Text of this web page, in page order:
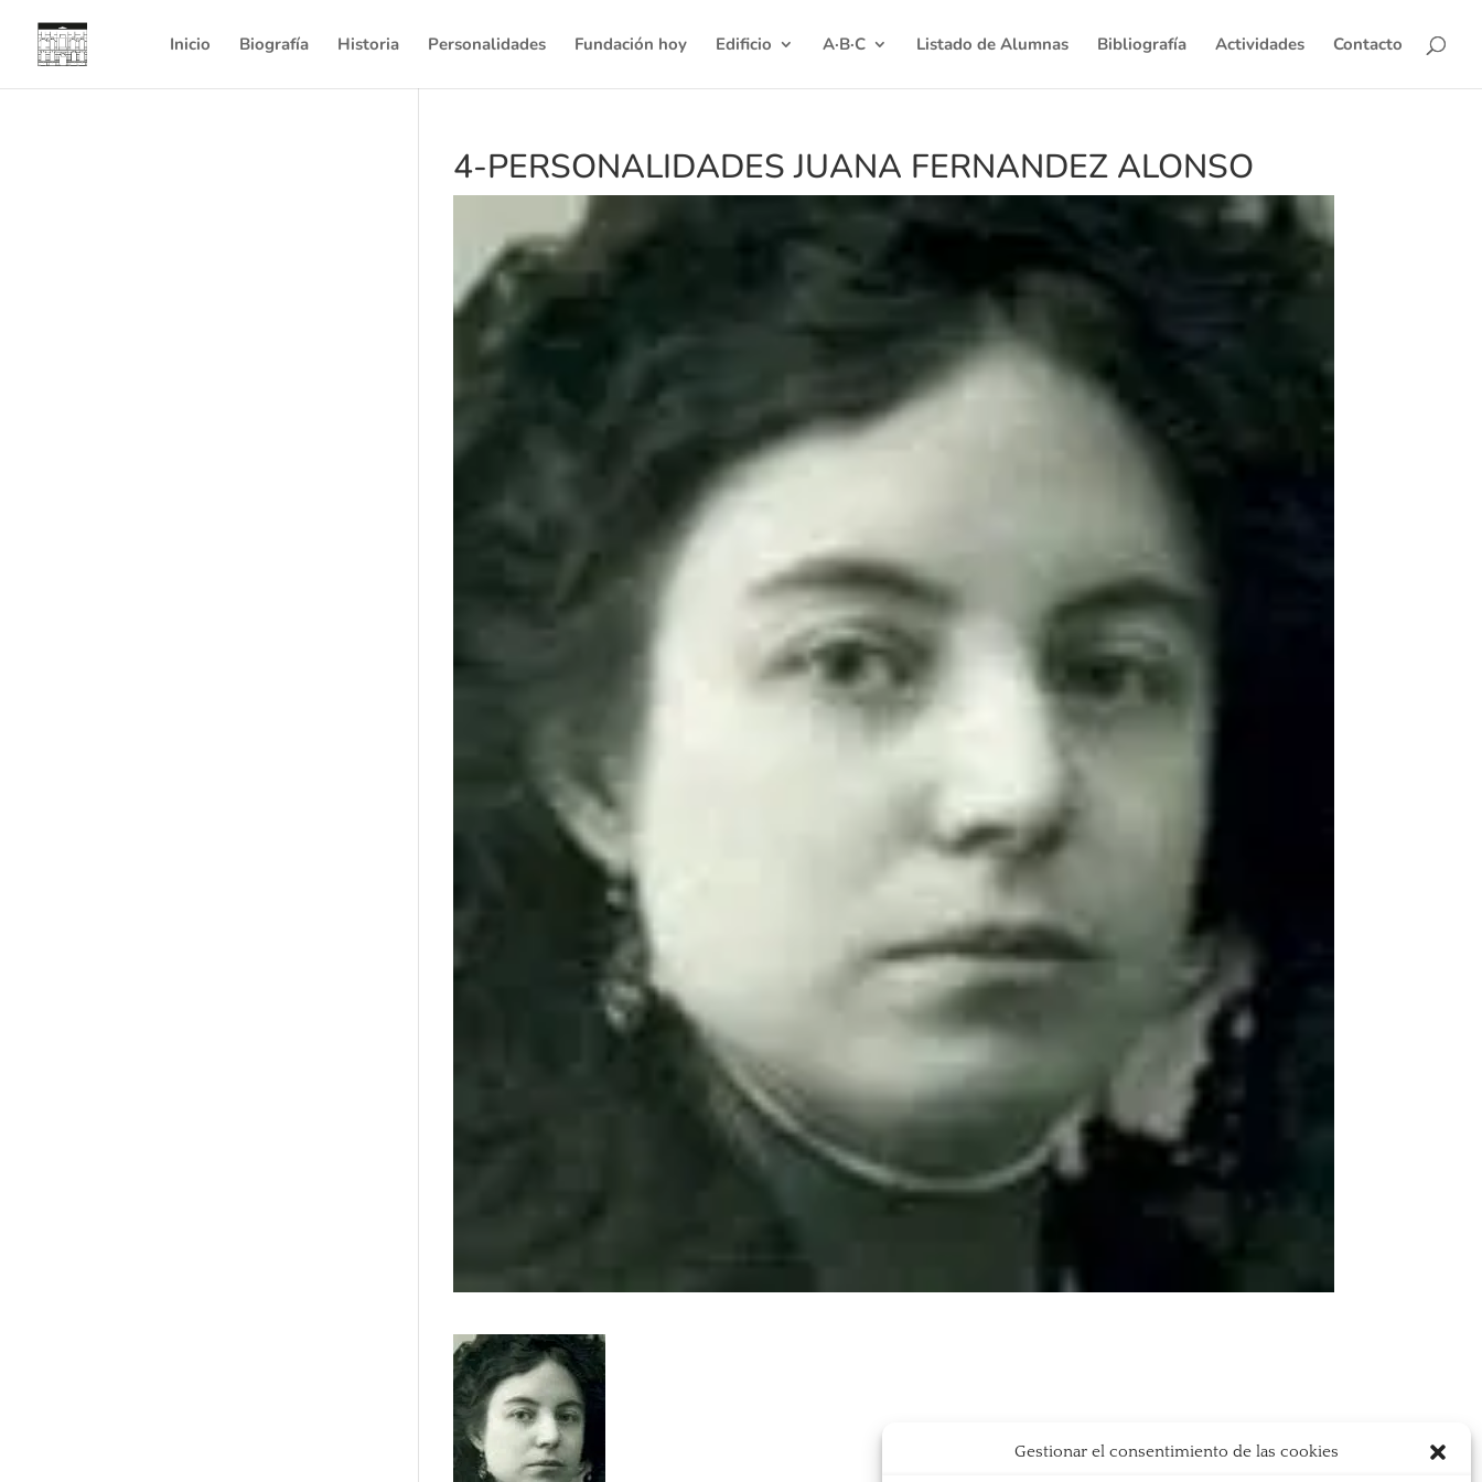
Gestionar el consentimiento de las cookies
Inicio Biografía Historia Personalidades Fundación hoy Edificio A·B·C Listado de Alumnas Bibliografía Actividades Contacto
4-PERSONALIDADES JUANA FERNANDEZ ALONSO